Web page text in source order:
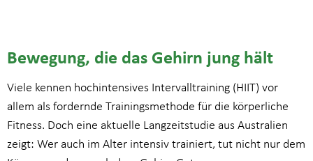
Bewegung, die das Gehirn jung hält
Viele kennen hochintensives Intervalltraining (HIIT) vor
allem als fordernde Trainingsmethode für die körperliche
Fitness. Doch eine aktuelle Langzeitstudie aus Australien
zeigt: Wer auch im Alter intensiv trainiert, tut nicht nur dem